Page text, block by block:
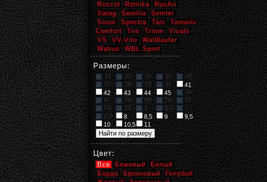
Roccol
Romika
RusAri
Sateg
Semilia
Semler
Sioux
Spectra Tais
Tamaris
Comfort
Trio Triton
Vivalo
VS
VV-Vito
Waldlaufer
Walrus
WBL Sport
Размеры:
32 33 34 35
36
37
38 39 40
41
42
43 44 45
46
47
48 49 50
51
52
53 1 1,5
2
2,5
8 8,5 9
9,5
10
10,5 11
Цвет:
Все Бежевый
Белый
Бордо
Бронзовый
Голубой